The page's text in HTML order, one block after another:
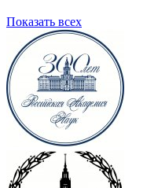
Показать всех